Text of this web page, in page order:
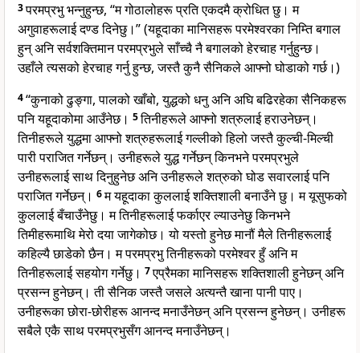
3परमप्रभु भन्नुहुन्छ, “म गोठालोहरू प्रति एकदमै क्रोधित छु। म
अगुवाहरूलाई दण्ड दिनेछु।” (यहूदाका मानिसहरू परमेश्वरका निम्ति बगाल
हुन् अनि सर्वशक्तिमान परमप्रभुले साँच्चै नै बगालको हेरचाह गर्नुहुन्छ।
उहाँले त्यसको हेरचाह गर्नु हुन्छ, जस्तै कुनै सैनिकले आफ्नो घोडाको गर्छ।)
4“कुनाको ढुङ्गा, पालको खाँबो, युद्धको धनु अनि अघि बढिरहेका सैनिकहरू
पनि यहूदाकोमा आउँनेछ। 5तिनीहरूले आफ्नो शत्रुलाई हराउनेछन्।
तिनीहरूले युद्धमा आफ्नो शत्रुहरूलाई गल्लीको हिलो जस्तै कुल्ची-मिल्ची
पारी पराजित गर्नेछन्। उनीहरूले युद्ध गर्नेछन् किनभने परमप्रभुले
उनीहरूलाई साथ दिनुहुनेछ अनि उनीहरूले शत्रुको घोड सवारलाई पनि
पराजित गर्नेछन्। 6म यहूदाका कुललाई शक्तिशाली बनाउँने छु। म यूसुफको
कुललाई बँचाउँनेछु। म तिनीहरूलाई फर्काएर ल्याउनेछु किनभने
तिमीहरूमाथि मेरो दया जागेकोछ। यो यस्तो हुनेछ मानौं मैले तिनीहरूलाई
कहिल्यै छाडेको छैन। म परमप्रभु तिनीहरूको परमेश्वर हुँ अनि म
तिनीहरूलाई सहयोग गर्नेछु। 7एप्रैमका मानिसहरू शक्तिशाली हुनेछन् अनि
प्रसन्न हुनेछन्। ती सैनिक जस्तै जसले अत्यन्तै खाना पानी पाए।
उनीहरूका छोरा-छोरीहरू आनन्द मनाउँनेछन् अनि प्रसन्न हुनेछन्। उनीहरू
सबैले एकै साथ परमप्रभुसँग आनन्द मनाउँनेछन्।